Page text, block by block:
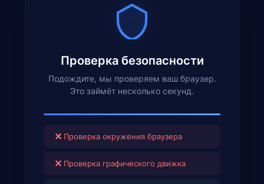
Проверка безопасности
Подождите, мы проверяем ваш браузер.
Это займёт несколько секунд.
✕ Проверка окружения браузера
✕ Проверка графического движка